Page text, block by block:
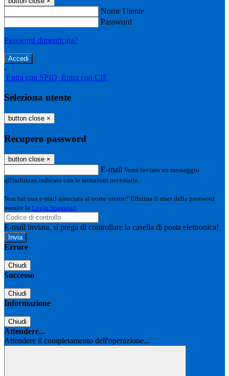
Nome Utente
Password
Password dimenticata?
-
Entra con SPID Entra con CIE
Seleziona utente
button close ×
Recupero password
button close ×
E-mail Verrà inviato un messaggio
all'indirizzo indicato con le istruzioni necessarie.
Non hai una e-mail associata al nome utente? Effettua il reset della password
tramite la Login Spaggiari
E-mail inviata, si prega di controllare la casella di posta elettronica!
Errore
Chiudi
Successo
Chiudi
Informazione
Chiudi
Attendere...
Attendere il completamento dell'operazione...